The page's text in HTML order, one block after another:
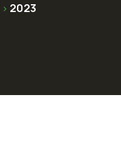
> 2023